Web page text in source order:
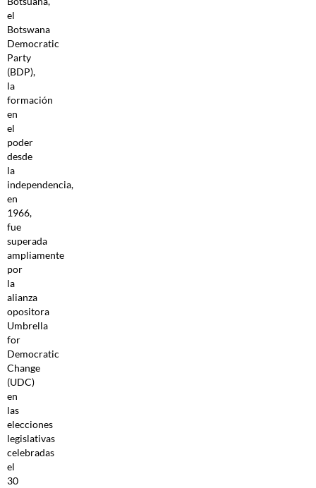
el
Botswana
Democratic
Party
(BDP),
la
formación
en
el
poder
desde
la
independencia,
en
1966,
fue
superada
ampliamente
por
la
alianza
opositora
Umbrella
for
Democratic
Change
(UDC)
en
las
elecciones
legislativas
celebradas
el
30